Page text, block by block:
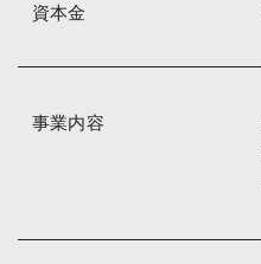
資本金
事業内容